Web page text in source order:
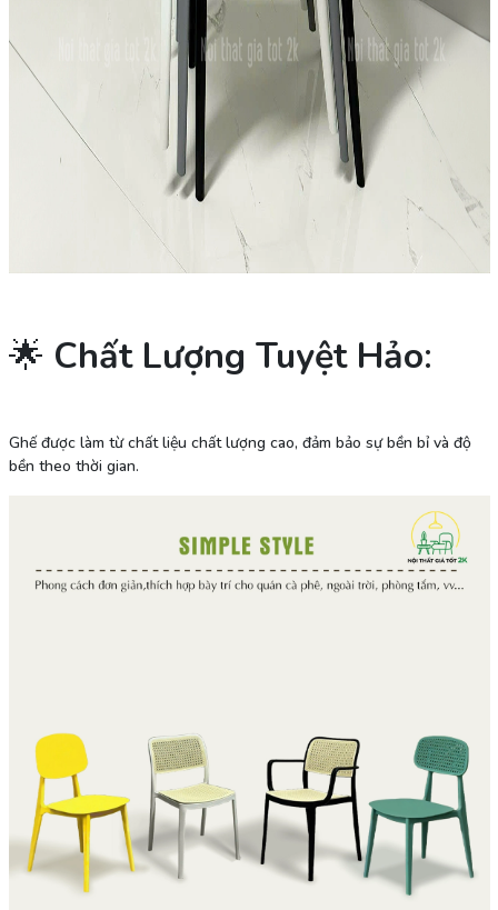
🌟 Chất Lượng Tuyệt Hảo:
Ghế được làm từ chất liệu chất lượng cao, đảm bảo sự bền bỉ và độ
bền theo thời gian.